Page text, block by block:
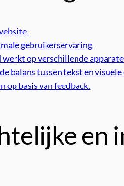
gebruikerservaring.
werkt op verschillende
balans tussen tekst en
op basis van feedback.
en